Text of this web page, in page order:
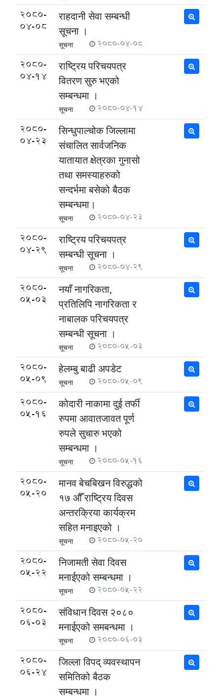
2080-
04-08
राहदानी सेवा सम्बन्धी
सूचना ।
सूचना 2080-04-08
2080-
04-14
राष्ट्रिय परिचयपत्र
वितरण सुरु भएको
सम्बन्धमा ।
सूचना 2080-04-14
2080-
04-23
सिन्धुपाल्चोक जिल्लामा
संचालित सार्वजनिक
यातायात क्षेत्रका गुनासो
तथा समस्याहरुको
सन्दर्भमा बसेको बैठक
सम्बन्धमा।
सूचना 2080-04-23
2080-
04-29
राष्ट्रिय परिचयपत्र
सम्बन्धी सूचना ।
सूचना 2080-04-29
2080-
05-03
नयाँ नागरिकता,
प्रतिलिपि नागरिकता र
नाबालक परिचयपत्र
सम्बन्धी सूचना ।
सूचना 2080-05-03
2080-
05-09
हेलम्बु बाढी अपडेट
सूचना 2080-05-09
2080-
05-16
कोदारी नाकामा दुई तर्फी
रुपमा आवातजावत पूर्ण
रुपले सुचारु भएको
सम्बन्धमा ।
सूचना 2080-05-16
2080-
05-20
मानव बेचबिखन विरुद्धको
१७ औँ राष्ट्रिय दिवस
अन्तरक्रिया कार्यक्रम
सहित मनाइएको ।
सूचना 2080-05-20
2080-
05-22
निजामती सेवा दिवस
मनाईएको सम्बन्धमा ।
सूचना 2080-05-22
2080-
06-03
संविधान दिवस २०८०
मनाईएको समबन्धमा ।
सूचना 2080-06-03
2080-
06-24
जिल्ला विपद् व्यवस्थापन
समितिको बैठक
सम्बन्धमा ।